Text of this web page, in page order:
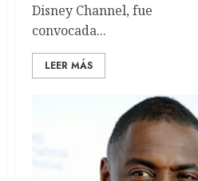
Disney Channel, fue
convocada...
LEER MÁS